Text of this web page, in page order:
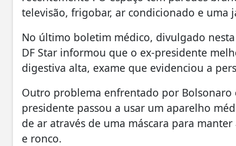
televisão, frigobar, ar condicionado e uma
No último boletim médico, divulgado
DF Star informou que o ex-presidente
digestiva alta, exame que evidenciou a
Outro problema enfrentado por
presidente passou a usar um aparelho
de ar através de uma máscara para
e ronco.